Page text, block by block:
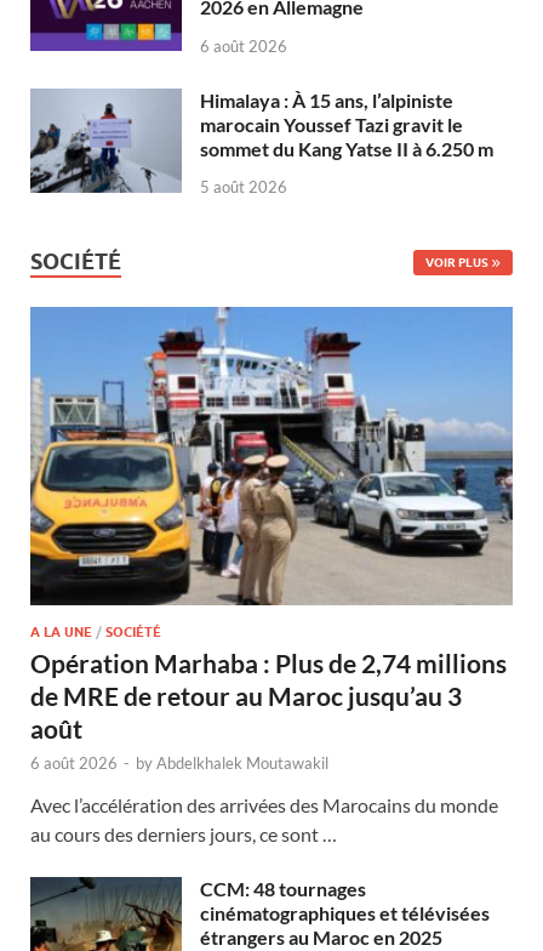
2026 en Allemagne
6 août 2026
Himalaya : À 15 ans, l’alpiniste
marocain Youssef Tazi gravit le
sommet du Kang Yatse II à 6.250 m
5 août 2026
SOCIÉTÉ VOIR PLUS
A LA UNE / SOCIÉTÉ
Opération Marhaba : Plus de 2,74 millions
de MRE de retour au Maroc jusqu’au 3
août
6 août 2026 - byAbdelkhalek Moutawakil
Avec l’accélération des arrivées des Marocains du monde
au cours des derniers jours, ce sont …
CCM: 48 tournages
cinématographiques et télévisées
étrangers au Maroc en 2025